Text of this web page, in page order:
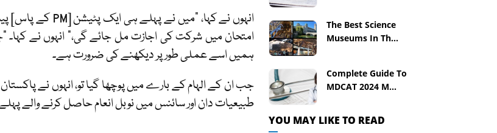
امتحان میں شرکت کی اجازت مل جائے گی،" انہوں نے کہا۔
ہمیں اسے عملی طور پر دیکھنے کی ضرورت ہے۔
جب ان کے الہام کے بارے میں پوچھا گیا تو، انہوں نے پاکستان
طبیعیات دان اور سائنس میں نوبل انعام حاصل کرنے والے پہلے
The Best Science
Museums In Th...
Complete Guide To
MDCAT 2024 M...
YOU MAY LIKE TO READ